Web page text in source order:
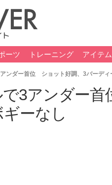
ーツ トレーニング アイテム
ンダー首位 ショット好調、3バーディ
で3アンダー
ーなし